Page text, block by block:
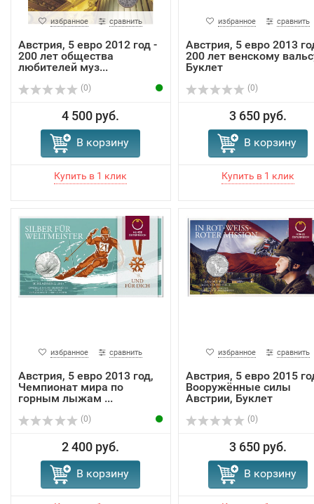
избранное сравнить
Австрия, 5 евро 2012 год -
200 лет общества
любителей муз...
(0)
4 500 руб.
В корзину
избранное сравнить
Австрия, 5 евро 2013
200 лет венскому
Буклет
(0)
3 650 руб.
В корзину
избранное сравнить
Австрия, 5 евро 2013 год,
Чемпионат мира по
горным лыжам ...
(0)
2 400 руб.
В корзину
избранное сравнить
Австрия, 5 евро 2015
Вооружённые силы
Австрии, Буклет
(0)
3 650 руб.
В корзину